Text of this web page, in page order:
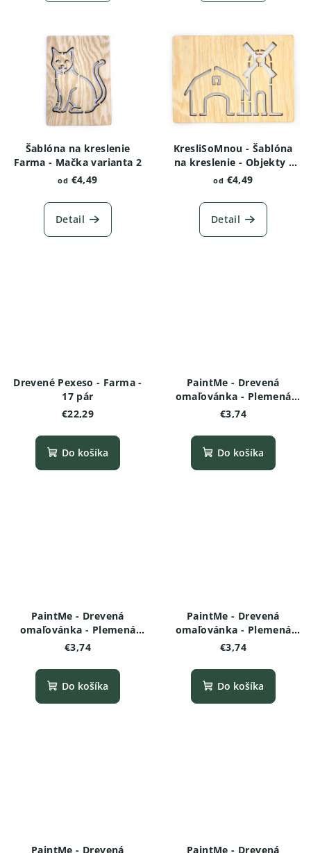
Šablóna na kreslenie
Farma - Mačka varianta 2
od €4,49
Detail
KresliSoMnou - Šablóna
na kreslenie - Objekty -
Farma s veterným
od €4,49
Detail
Drevené Pexeso - Farma -
17 pár
€22,29
Do košíka
PaintMe - Drevená
omaľovánka - Plemená
psov - Americký
€3,74
Do košíka
PaintMe - Drevená
omaľovánka - Plemená
psov - Rottweiler
€3,74
Do košíka
PaintMe - Drevená
omaľovánka - Plemená
psov - Boxer
€3,74
Do košíka
PaintMe - Drevená
PaintMe - Drevená